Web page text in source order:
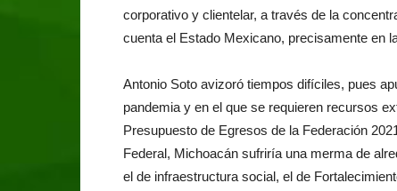
corporativo y clientelar, a través de la
cuenta el Estado Mexicano, precisamente en
Antonio Soto avizoró tiempos difíciles, pues
pandemia y en el que se requieren recursos
Presupuesto de Egresos de la Federación
Federal, Michoacán sufriría una merma de
el de infraestructura social, el de